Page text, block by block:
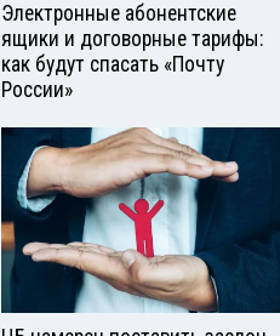
Электронные абонентские
ящики и договорные тарифы:
как будут спасать «Почту
России»